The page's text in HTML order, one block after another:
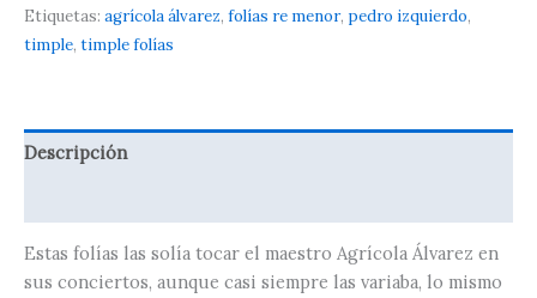
Etiquetas: agrícola álvarez, folías re menor, pedro izquierdo,
timple, timple folías
Descripción
Estas folías las solía tocar el maestro Agrícola Álvarez en
sus conciertos, aunque casi siempre las variaba, lo mismo